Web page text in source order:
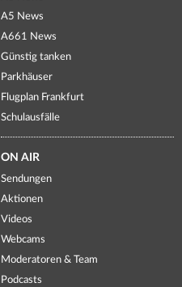
A5 News
A661 News
Günstig tanken
Parkhäuser
Flugplan Frankfurt
Schulausfälle
ON AIR
Sendungen
Aktionen
Videos
Webcams
Moderatoren & Team
Podcasts